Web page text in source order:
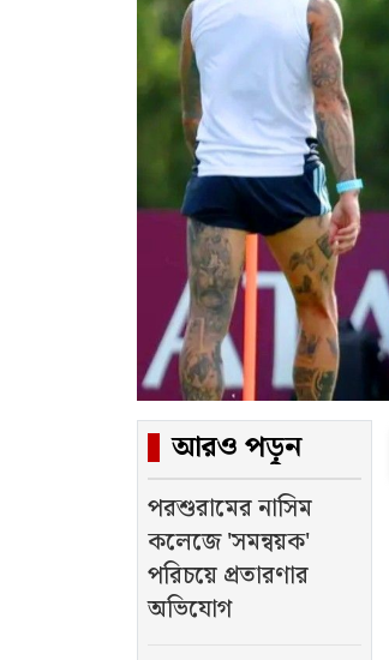
আরও পড়ুন
পরশুরামের নাসিম
কলেজে 'সমন্বয়ক'
পরিচয়ে প্রতারণার
অভিযোগ